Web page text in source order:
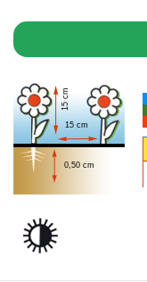
0,50 cm
15 cm
15 cm